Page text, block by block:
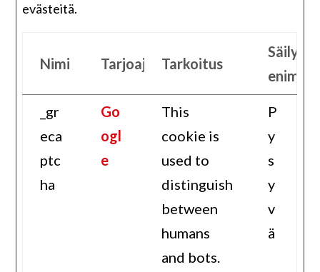
evästeitä.
Nimi Tarjoaja Tarkoitus
_gr
eca
ptc
ha
Go
ogl
e
This
cookie is
used to
distinguish
between
humans
and bots.
P
y
s
y
v
ä